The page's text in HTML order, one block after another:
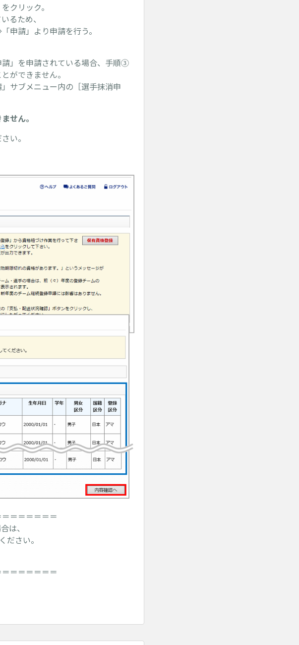
クリック。
るため、
申請」より申請を行う。
」を申請されている場合、手順③
ができません。
サブメニュー内の［選手抹消申
せん。
い。
＝＝＝＝＝＝
は、
ださい。
＝＝＝＝＝＝